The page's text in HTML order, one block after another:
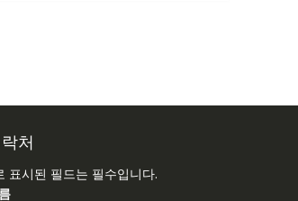
처
표시된 필드는 필수입니다.